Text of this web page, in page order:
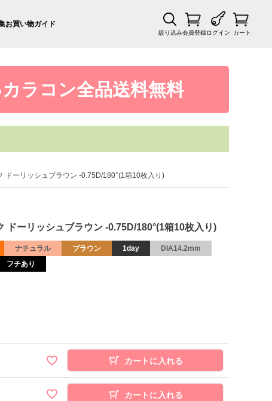
お買い物ガイド
絞り込み会員登録ログイン カート
カラコン全品送料無料
ドーリッシュブラウン -0.75D/180°(1箱10枚入り)
ドーリッシュブラウン -0.75D/180°(1箱10枚入り)
ナチュラル ブラウン 1day
DIA14.2mm
フチあり
カートに入れる
カートに入れる